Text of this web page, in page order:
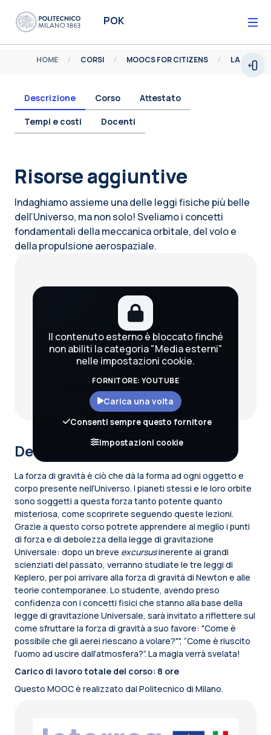
POK
HOME CORSI MOOCS FOR CITIZENS
Descrizione Corso Attestato
Tempi e costi Docenti
Blocchi
Risorse aggiuntive
Indaghiamo assieme una delle leggi fisiche più belle
dell’Universo, ma non solo! Sveliamo i concetti
fondamentali della meccanica orbitale, del volo e
della propulsione aerospaziale.
Il contenuto esterno è bloccato finché
non abiliti la categoria "Media esterni"
nelle impostazioni cookie.
FORNITORE: YOUTUBE
Carica una volta
Consenti sempre questo fornitore
Impostazioni cookie
Descrizione del corso
La forza di gravità è ciò che dà la forma ad ogni oggetto e
corpo presente nell’Universo. I pianeti stessi e le loro orbite
sono soggetti a questa forza tanto potente quanto
misteriosa, come scoprirete seguendo queste lezioni.
Grazie a questo corso potrete apprendere al meglio i punti
di forza e di debolezza della legge di gravitazione
Universale: dopo un breve excursusinerente ai grandi
scienziati del passato, verranno studiate le tre leggi di
Keplero, per poi arrivare alla forza di gravità di Newton e alle
teorie contemporanee. Lo studente, avendo preso
confidenza con i concetti fisici che stanno alla base della
legge di gravitazione Universale, sarà invitato a riflettere sul
come sfruttare la forza di gravità a suo favore: "Come è
possibile che gli aerei riescano a volare?"", “Come è riuscito
l’uomo ad uscire dall’atmosfera?”. La magia verrà svelata!
Carico di lavoro totale del corso: 8 ore
Questo MOOC è realizzato dal Politecnico di Milano.